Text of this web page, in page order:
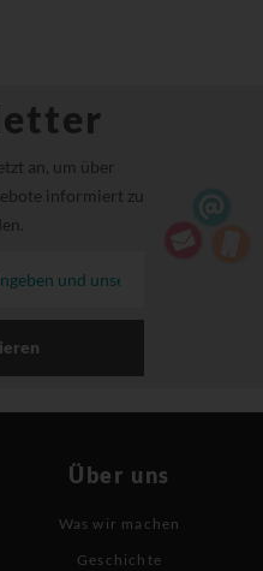
an, um über
informiert zu
Über uns
Was wir machen
Geschichte